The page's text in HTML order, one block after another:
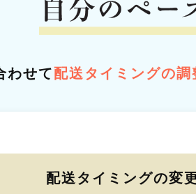
わせて配送タイミングの
配送タイミングの変